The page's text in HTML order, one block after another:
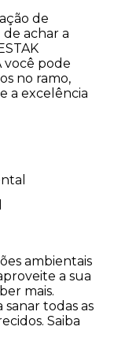
de
achar a
você pode
no ramo,
a excelência
ambientais
a sua
mais.
sanar todas as
Saiba